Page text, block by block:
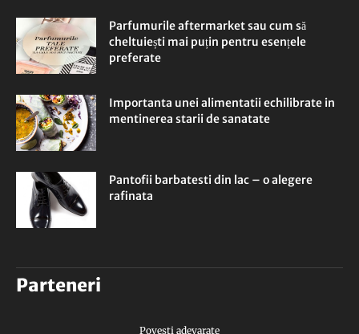
Parfumurile aftermarket sau cum să
cheltuiești mai puțin pentru esențele
preferate
Importanta unei alimentatii echilibrate in
mentinerea starii de sanatate
Pantofii barbatesti din lac – o alegere
rafinata
Parteneri
Povesti adevarate